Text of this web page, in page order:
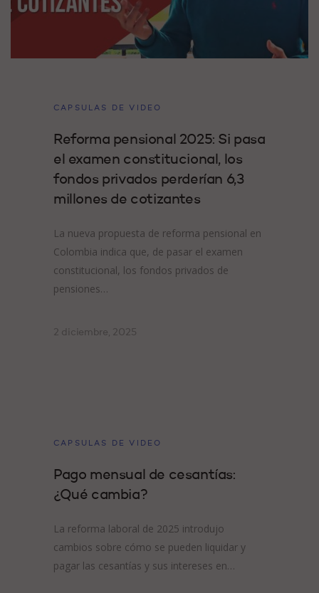
CAPSULAS DE VIDEO
Reforma pensional 2025: Si pasa
el examen constitucional, los
fondos privados perderían 6,3
millones de cotizantes
La nueva propuesta de reforma pensional en
Colombia indica que, de pasar el examen
constitucional, los fondos privados de
pensiones…
2 diciembre, 2025
CAPSULAS DE VIDEO
Pago mensual de cesantías:
¿Qué cambia?
La reforma laboral de 2025 introdujo
cambios sobre cómo se pueden liquidar y
pagar las cesantías y sus intereses en…